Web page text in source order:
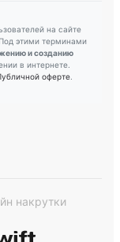
на сайте
этими терминами
и созданию
в интернете.
оферте
накрутки